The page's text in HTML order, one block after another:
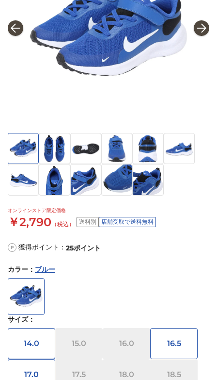
オンラインストア限定価格
￥2,790 （税込） 送料別 店舗受取で送料無料
P 獲得ポイント： 25ポイント
カラー ： ブルー
サイズ：
14.0 15.0 16.0 16.5
17.0 17.5 18.0 18.5